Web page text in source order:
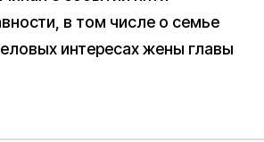
в том числе о семье
интересах жены главы